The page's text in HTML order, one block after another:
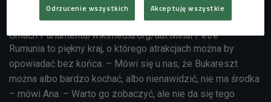
Gmach Parlamentu/wikimedia.org/aut.Mihai Petre
Rumunia to piękny kraj, o którego atrakcjach można by
opowiadać bez końca. – Mówi się u nas, że Bukareszt
można albo bardzo kochać, albo nienawidzić, nie ma środka
– mówi Ana. – Warto go zobaczyć, ale nie da się tego
Odrzucenie wszystkich Akceptuję wszystkie